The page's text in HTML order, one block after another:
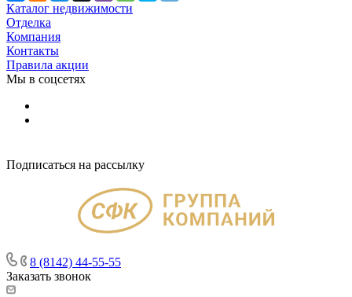
Каталог недвижимости
Отделка
Компания
Контакты
Правила акции
Мы в соцсетях
Подписаться на рассылку
8 (8142) 44-55-55
Заказать звонок